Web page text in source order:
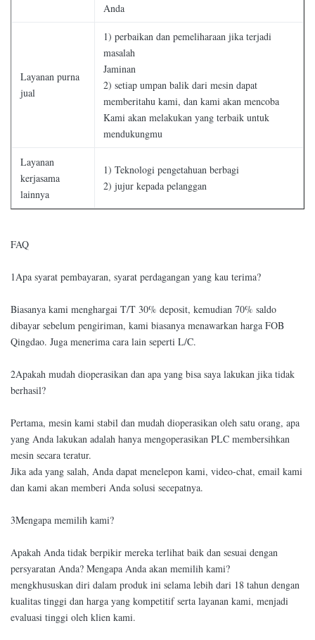
Anda
Layanan purna
jual
1) perbaikan dan pemeliharaan jika terjadi
masalah
Jaminan
2) setiap umpan balik dari mesin dapat
memberitahu kami, dan kami akan mencoba
Kami akan melakukan yang terbaik untuk
mendukungmu
Layanan
kerjasama
lainnya
1) Teknologi pengetahuan berbagi
2) jujur kepada pelanggan
FAQ
1Apa syarat pembayaran, syarat perdagangan yang kau terima?
Biasanya kami menghargai T/T 30% deposit, kemudian 70% saldo
dibayar sebelum pengiriman, kami biasanya menawarkan harga FOB
Qingdao. Juga menerima cara lain seperti L/C.
2Apakah mudah dioperasikan dan apa yang bisa saya lakukan jika tidak
berhasil?
Pertama, mesin kami stabil dan mudah dioperasikan oleh satu orang, apa
yang Anda lakukan adalah hanya mengoperasikan PLC membersihkan
mesin secara teratur.
Jika ada yang salah, Anda dapat menelepon kami, video-chat, email kami
dan kami akan memberi Anda solusi secepatnya.
3Mengapa memilih kami?
Apakah Anda tidak berpikir mereka terlihat baik dan sesuai dengan
persyaratan Anda? Mengapa Anda akan memilih kami?
mengkhususkan diri dalam produk ini selama lebih dari 18 tahun dengan
kualitas tinggi dan harga yang kompetitif serta layanan kami, menjadi
evaluasi tinggi oleh klien kami.